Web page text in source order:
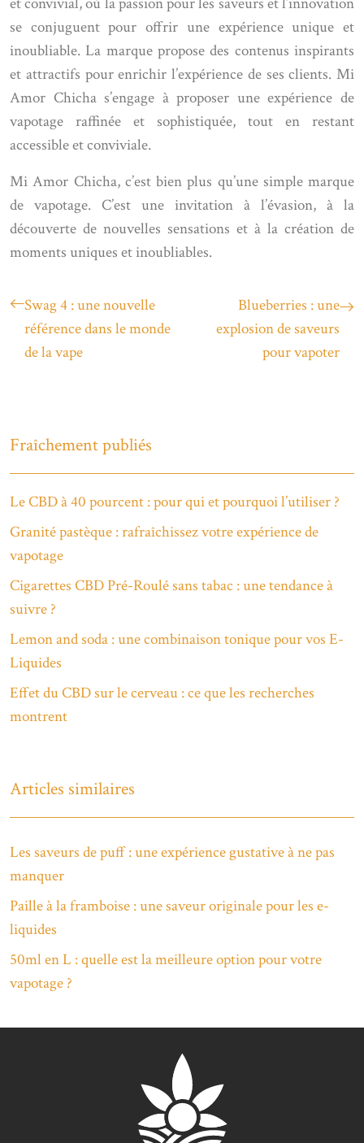
se conjuguent pour offrir une expérience unique et
inoubliable. La marque propose des contenus inspirants
et attractifs pour enrichir l’expérience de ses clients. Mi
Amor Chicha s’engage à proposer une expérience de
vapotage raffinée et sophistiquée, tout en restant
accessible et conviviale.
Mi Amor Chicha, c’est bien plus qu’une simple marque
de vapotage. C’est une invitation à l’évasion, à la
découverte de nouvelles sensations et à la création de
moments uniques et inoubliables.
Swag 4 : une nouvelle
référence dans le monde
de la vape
Blueberries : une
explosion de saveurs
pour vapoter
Fraîchement publiés
Le CBD à 40 pourcent : pour qui et pourquoi l’utiliser ?
Granité pastèque : rafraîchissez votre expérience de
vapotage
Cigarettes CBD Pré-Roulé sans tabac : une tendance à
suivre ?
Lemon and soda : une combinaison tonique pour vos E-
Liquides
Effet du CBD sur le cerveau : ce que les recherches
montrent
Articles similaires
Les saveurs de puff : une expérience gustative à ne pas
manquer
Paille à la framboise : une saveur originale pour les e-
liquides
50ml en L : quelle est la meilleure option pour votre
vapotage ?